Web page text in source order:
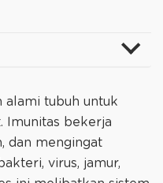
alami tubuh untuk
Imunitas bekerja
dan mengingat
virus, jamur,